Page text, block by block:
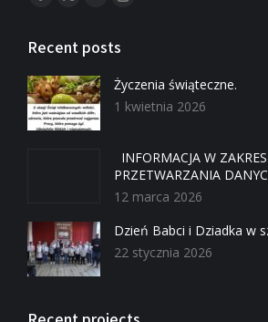
Recent posts
Życzenia świąteczne.
1 kwietnia 2026
INFORMACJA W
PRZETWARZANIA
12 marca 2026
Dzień Babci i Dziadka w
22 stycznia 2026